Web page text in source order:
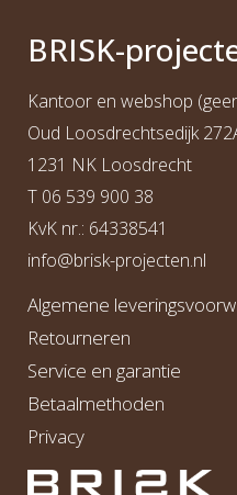
BRISK-
Kantoor en webshop
Oud Loosdrechtsedijk
1231 NK Loosdrecht
T 06 539 900 38
KvK nr.: 64338541
info@brisk-projecten.nl
Algemene
Retourneren
Service en garantie
Betaalmethoden
Privacy